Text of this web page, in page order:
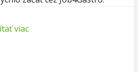
viac